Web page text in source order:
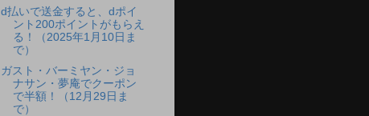
d払いで送金すると、dポイ
ント200ポイントがもらえ
る！（2025年1月10日ま
で）
ガスト・バーミヤン・ジョ
ナサン・夢庵でクーポン
で半額！（12月29日ま
で）